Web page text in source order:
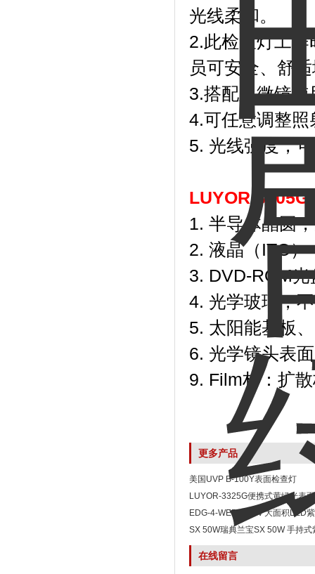
光线柔和。
2.此检查灯工
员可安全、舒
3.搭配显微镜
4.可任意调整照
5. 光线强度，
LUYOR-3405G
1. 半导体晶圆
2. 液晶（ITO）
3. DVD-ROM
4. 光学玻璃，
5. 太阳能基板
6. 光学镜头表
9. Film材：扩
更多产品
美国UVP B-100Y表面检查灯
LUYOR-3325G便携式黄绿光表
EDG-4-WEDG-4-W 大面积LED
SX 50W瑞典兰宝SX 50W 手持式
在线留言